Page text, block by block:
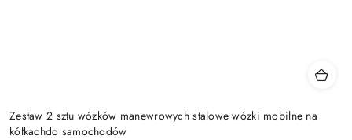
Zestaw 2 sztu wózków manewrowych stalowe wózki mobilne na
kółkachdo samochodów